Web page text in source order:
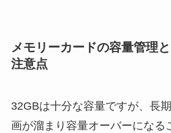
メモリーカードの容量管理
注意点
32GBは十分な容量ですが、長
画が溜まり容量オーバーになる